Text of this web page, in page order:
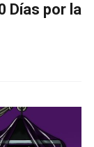
Días por la